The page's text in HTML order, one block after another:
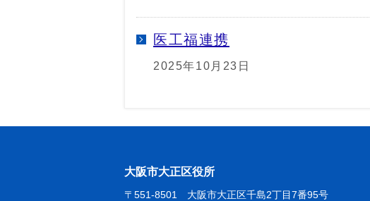
医工福連携
2025年10月23日
大阪市大正区役所
〒551-8501 大阪市大正区千島2丁目7番95号